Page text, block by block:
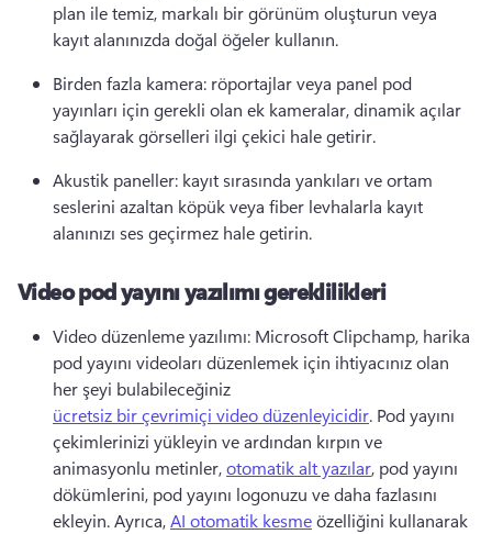
plan ile temiz, markalı bir görünüm oluşturun veya
kayıt alanınızda doğal öğeler kullanın.
Birden fazla kamera: röportajlar veya panel pod
yayınları için gerekli olan ek kameralar, dinamik açılar
sağlayarak görselleri ilgi çekici hale getirir.
Akustik paneller: kayıt sırasında yankıları ve ortam
seslerini azaltan köpük veya fiber levhalarla kayıt
alanınızı ses geçirmez hale getirin.
Video pod yayını yazılımı gereklilikleri
Video düzenleme yazılımı: Microsoft Clipchamp, harika
pod yayını videoları düzenlemek için ihtiyacınız olan
her şeyi bulabileceğiniz
ücretsiz bir çevrimiçi video düzenleyicidir. Pod yayını
çekimlerinizi yükleyin ve ardından kırpın ve
animasyonlu metinler, otomatik alt yazılar, pod yayını
dökümlerini, pod yayını logonuzu ve daha fazlasını
ekleyin. Ayrıca, AI otomatik kesme özelliğini kullanarak